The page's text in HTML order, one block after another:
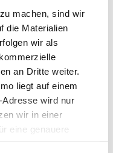
machen, sind wir
die Materialien
wir als
an Dritte weiter.
liegt auf einem
wird nur
wir in einer
eine genauere
wählbaren
erfahren und
den Planspielen
und Isle of Economy